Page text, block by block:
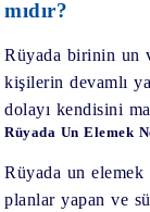
mıdır?
Rüyada birinin un
kişilerin devamlı
dolayı kendisini
Rüyada Un Elemek
Rüyada un elemek
planlar yapan ve